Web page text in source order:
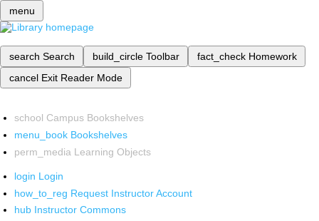
menu
search Search build_circle Toolbar fact_check Homework
cancel Exit Reader Mode
school Campus Bookshelves
menu_book Bookshelves
perm_media Learning Objects
login Login
how_to_reg Request Instructor Account
hub Instructor Commons